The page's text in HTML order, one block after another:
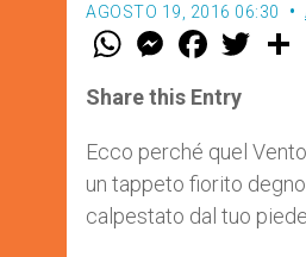
AGOSTO 19, 2016 06:30
W
t
s
p
p
M
e
s
e
g
e
r
F
a
e
b
o
k
w
r
Share this Entry
Ecco perché quel
un tappeto fiorito
calpestato dal tuo